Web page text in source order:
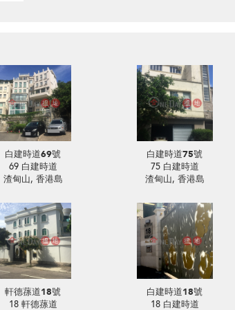
白建時道69號
69 白建時道
渣甸山, 香港島
白建時道75號
75 白建時道
渣甸山, 香港島
軒德蓀道18號
18 軒德蓀道
白建時道18號
18 白建時道